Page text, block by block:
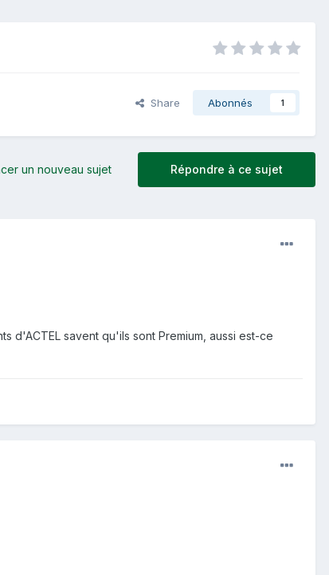
Share Abonnés 1
Répondre à ce sujet
un nouveau sujet
d'ACTEL savent qu'ils sont Premium, aussi est-ce